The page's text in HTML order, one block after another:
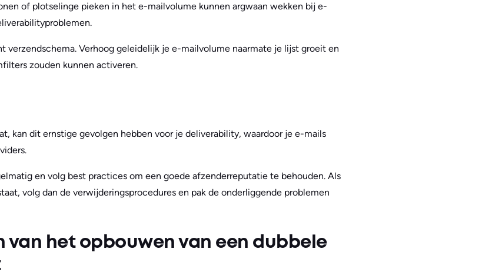
of plotselinge pieken in het e-mailvolume kunnen argwaan wekken bij e-
verzendschema. Verhoog geleidelijk je e-mailvolume naarmate je lijst groeit en
zouden kunnen activeren.
kan dit ernstige gevolgen hebben voor je deliverability, waardoor je e-mails
en volg best practices om een goede afzenderreputatie te behouden. Als
volg dan de verwijderingsprocedures en pak de onderliggende problemen
van het opbouwen van een dubbele